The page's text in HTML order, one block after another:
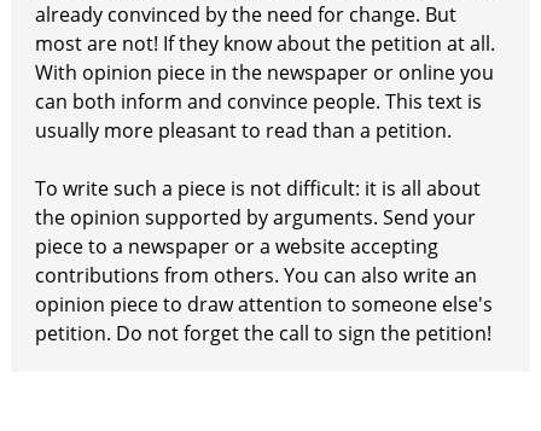
already convinced by the need for change. But
most are not! If they know about the petition at all.
With opinion piece in the newspaper or online you
can both inform and convince people. This text is
usually more pleasant to read than a petition.
To write such a piece is not difficult: it is all about
the opinion supported by arguments. Send your
piece to a newspaper or a website accepting
contributions from others. You can also write an
opinion piece to draw attention to someone else's
petition. Do not forget the call to sign the petition!